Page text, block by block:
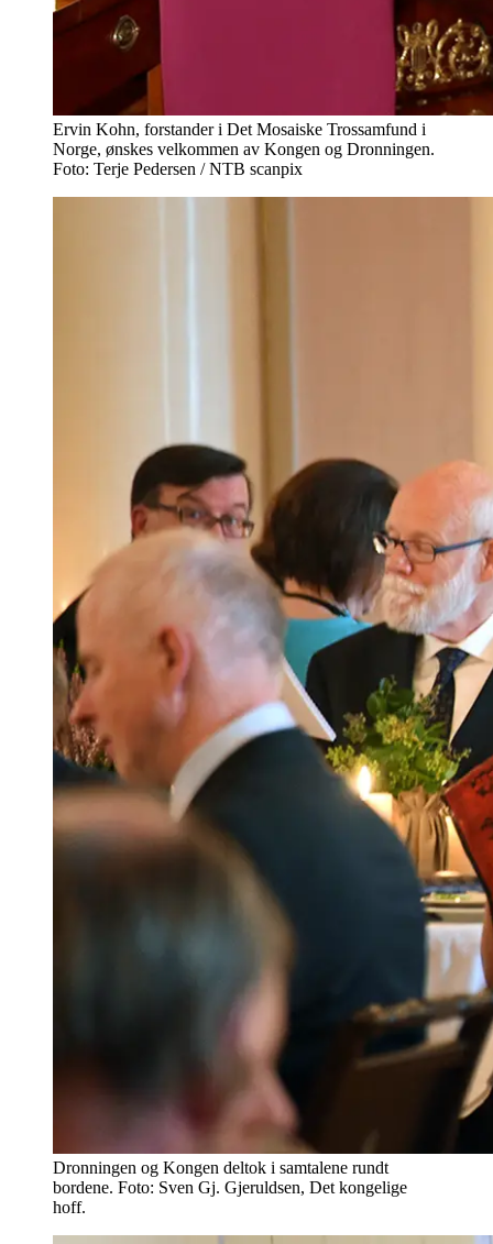
Ervin Kohn, forstander i Det Mosaiske Trossamfund i
Norge, ønskes velkommen av Kongen og Dronningen.
Foto: Terje Pedersen / NTB scanpix
Dronningen og Kongen deltok i samtalene rundt
bordene. Foto: Sven Gj. Gjeruldsen, Det kongelige
hoff.